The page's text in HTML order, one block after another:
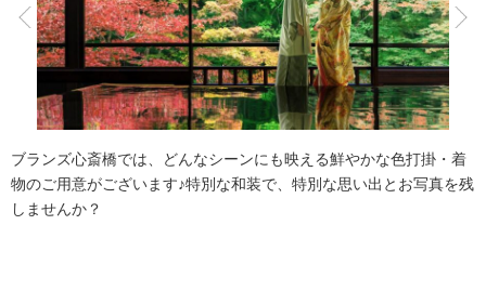
スタジオでの撮影 チャペルでの撮影
ブランズ心斎橋では、どんなシーンにも映える鮮やかな色打掛・着
物のご用意がございます♪特別な和装で、特別な思い出とお写真を残
しませんか？